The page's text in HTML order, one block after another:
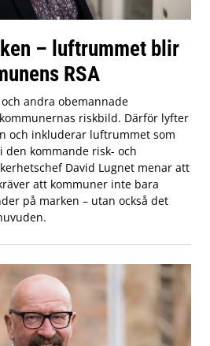
– luftrummet blir
RSA
andra obemannade
riskbild. Därför lyfter
och inkluderar luftrummet som
den kommande risk- och
David Lugnet menar att
att kommuner inte bara
på marken – utan också det